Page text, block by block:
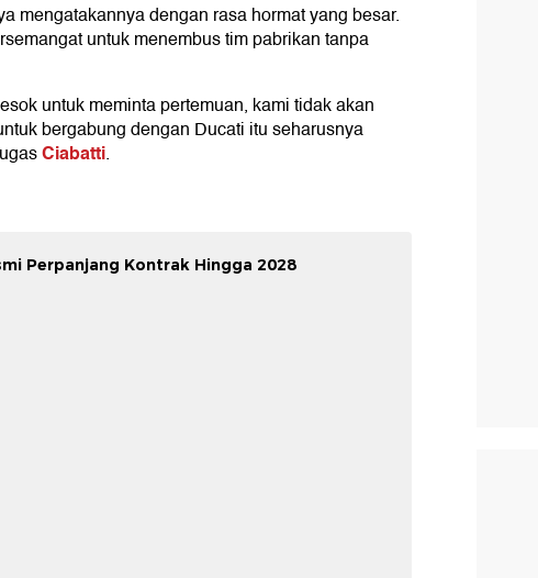
mengatakannya dengan rasa hormat yang besar.
untuk menembus tim pabrikan tanpa
untuk meminta pertemuan, kami tidak akan
bergabung dengan Ducati itu seharusnya
Ciabatti.
Perpanjang Kontrak Hingga 2028